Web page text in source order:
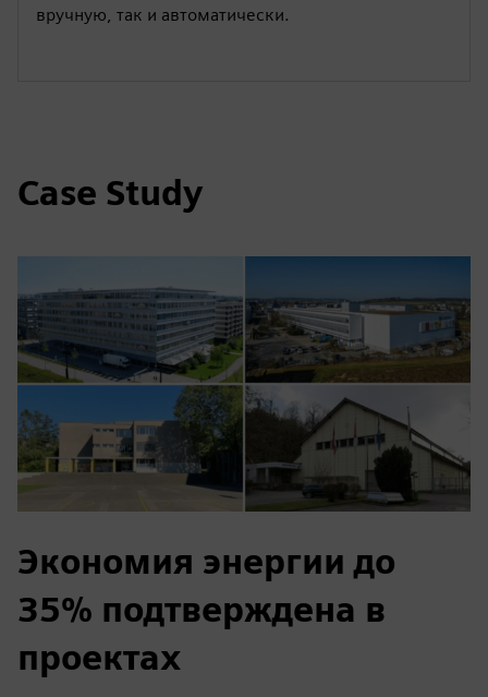
вручную, так и автоматически.
Case Study
Экономия энергии до
35% подтверждена в
проектах